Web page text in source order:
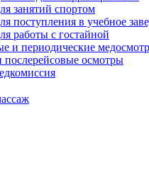
занятий спортом
поступления в учебное
работы с гостайной
и периодические
осмотры